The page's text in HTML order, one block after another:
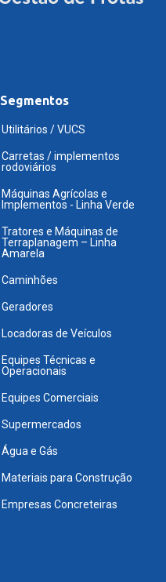
Segmentos
Utilitários / VUCS
Carretas / implementos
rodoviários
Máquinas Agrícolas e
Implementos - Linha Verde
Tratores e Máquinas de
Terraplanagem – Linha
Amarela
Caminhões
Geradores
Locadoras de Veículos
Equipes Técnicas e
Operacionais
Equipes Comerciais
Supermercados
Água e Gás
Materiais para Construção
Empresas Concreteiras